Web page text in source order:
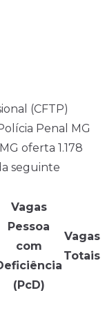
(CFTP)
Penal MG
oferta 1.178
seguinte
Vagas
Pessoa
com
(PcD)
Vagas
Totais